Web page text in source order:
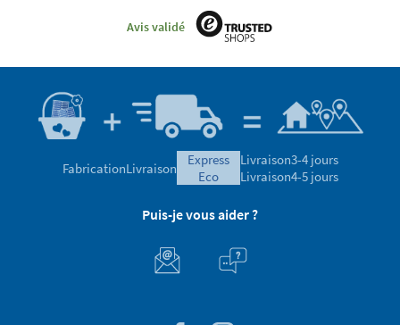
Avis validé
FabricationLivraison
express
eco
Livraison3-4 jours
Livraison4-5 jours
Puis-je vous aider ?